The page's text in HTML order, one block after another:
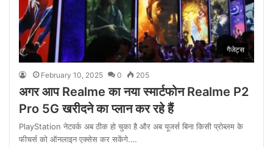
गैजेट्स
February 10, 2025 0 205
अगर आप Realme का नया स्मार्टफोन Realme P2
Pro 5G खरीदने का प्लान कर रहे हैं
PlayStation नेटवर्क अब ठीक हो चुका है और अब यूजर्स बिना किसी प्रोब्लम के
फीचर्स को ऑनलाइन एक्सेस कर सकेंगे.…